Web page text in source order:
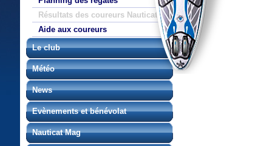
Résultats des coureurs Nauticat
Aide aux coureurs
Le club
Météo
News
Evènements et bénévolat
Nauticat Mag